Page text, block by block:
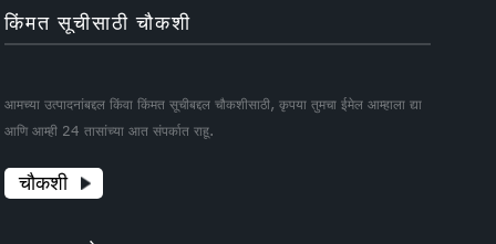
किंमत सूचीसाठी चौकशी
आमच्या उत्पादनांबद्दल किंवा किंमत सूचीबद्दल चौकशीसाठी, कृपया तुमचा ईमेल आम्हाला द्या
आणि आम्ही 24 तासांच्या आत संपर्कात राहू.
चौकशी